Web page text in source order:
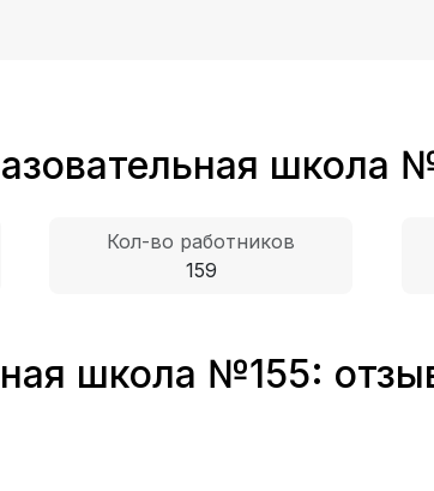
школа
Кол-во работников
159
школа №155: